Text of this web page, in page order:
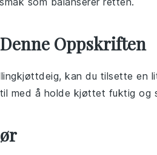
Oppskriften
, kan du tilsette en
med å holde kjøttet fuktig og